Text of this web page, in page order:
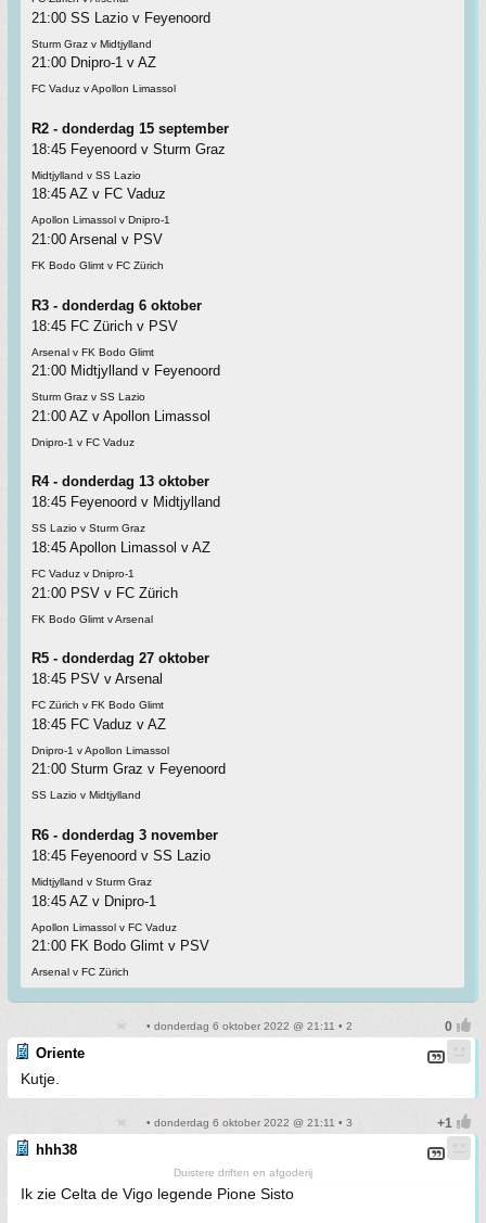
21:00 SS Lazio v Feyenoord
Sturm Graz v Midtjylland
21:00 Dnipro-1 v AZ
FC Vaduz v Apollon Limassol
R2 - donderdag 15 september
18:45 Feyenoord v Sturm Graz
Midtjylland v SS Lazio
18:45 AZ v FC Vaduz
Apollon Limassol v Dnipro-1
21:00 Arsenal v PSV
FK Bodo Glimt v FC Zürich
R3 - donderdag 6 oktober
18:45 FC Zürich v PSV
Arsenal v FK Bodo Glimt
21:00 Midtjylland v Feyenoord
Sturm Graz v SS Lazio
21:00 AZ v Apollon Limassol
Dnipro-1 v FC Vaduz
R4 - donderdag 13 oktober
18:45 Feyenoord v Midtjylland
SS Lazio v Sturm Graz
18:45 Apollon Limassol v AZ
FC Vaduz v Dnipro-1
21:00 PSV v FC Zürich
FK Bodo Glimt v Arsenal
R5 - donderdag 27 oktober
18:45 PSV v Arsenal
FC Zürich v FK Bodo Glimt
18:45 FC Vaduz v AZ
Dnipro-1 v Apollon Limassol
21:00 Sturm Graz v Feyenoord
SS Lazio v Midtjylland
R6 - donderdag 3 november
18:45 Feyenoord v SS Lazio
Midtjylland v Sturm Graz
18:45 AZ v Dnipro-1
Apollon Limassol v FC Vaduz
21:00 FK Bodo Glimt v PSV
Arsenal v FC Zürich
• donderdag 6 oktober 2022 @ 21:11 • 2
Oriente
Kutje.
• donderdag 6 oktober 2022 @ 21:11 • 3
hhh38
Duistere driften en afgoderij
Ik zie Celta de Vigo legende Pione Sisto